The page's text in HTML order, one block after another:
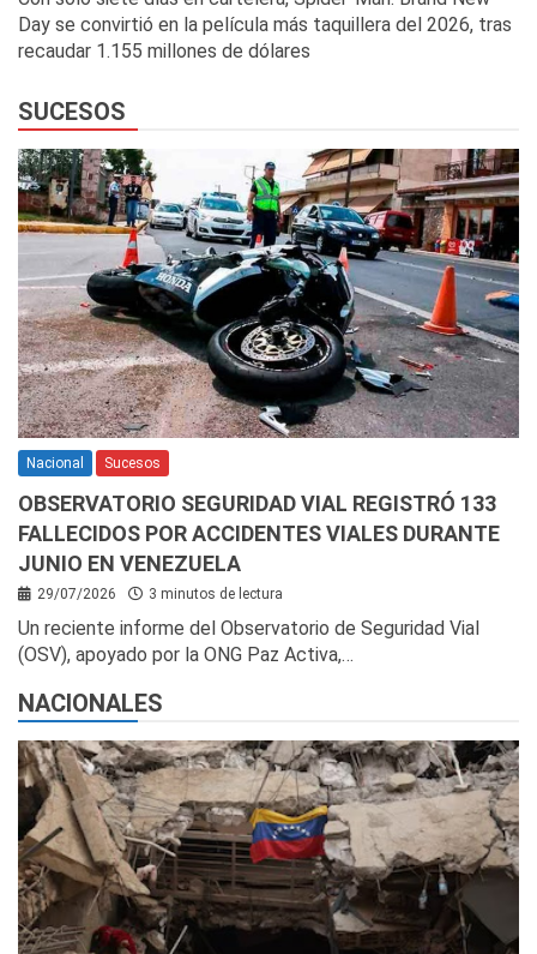
Day se convirtió en la película más taquillera del 2026, tras
recaudar 1.155 millones de dólares
SUCESOS
Nacional Sucesos
OBSERVATORIO SEGURIDAD VIAL REGISTRÓ 133
FALLECIDOS POR ACCIDENTES VIALES DURANTE
JUNIO EN VENEZUELA
29/07/2026 3 minutos de lectura
Un reciente informe del Observatorio de Seguridad Vial
(OSV), apoyado por la ONG Paz Activa,…
NACIONALES